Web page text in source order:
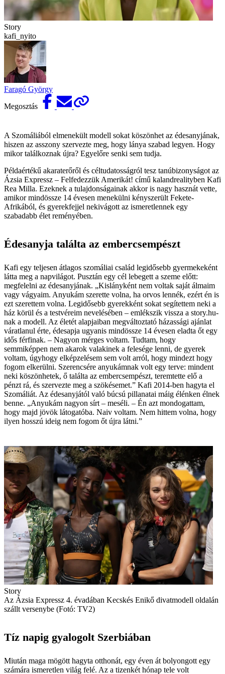
Story
kafi_nyito
Faragó György
Megosztás
A Szomáliából elmenekült modell sokat köszönhet az édesanyjának,
hiszen az asszony szervezte meg, hogy lánya szabad legyen. Hogy
mikor találkoznak újra? Egyelőre senki sem tudja.
Példaértékű akaraterőről és céltudatosságról tesz tanúbizonyságot az
Ázsia Expressz – Felfedezzük Amerikát! című kalandrealityben Kafi
Rea Milla. Ezeknek a tulajdonságainak akkor is nagy hasznát vette,
amikor mindössze 14 évesen menekülni kényszerült Fekete-
Afrikából, és gyerekfejjel nekivágott az ismeretlennek egy
szabadabb élet reményében.
Édesanyja találta az embercsempészt
Kafi egy teljesen átlagos szomáliai család legidősebb gyermekeként
látta meg a napvilágot. Pusztán egy cél lebegett a szeme előtt:
megfelelni az édesanyjának. „Kislányként nem voltak saját álmaim
vagy vágyaim. Anyukám szerette volna, ha orvos lennék, ezért én is
ezt szerettem volna. Legidősebb gyerekként sokat segítettem neki a
ház körül és a testvéreim nevelésében – emlékszik vissza a story.hu-
nak a modell. Az életét alapjaiban megváltoztató házassági ajánlat
váratlanul érte, édesapja ugyanis mindössze 14 évesen eladta őt egy
idős férfinak. – Nagyon mérges voltam. Tudtam, hogy
semmiképpen nem akarok valakinek a felesége lenni, de gyerek
voltam, úgyhogy elképzelésem sem volt arról, hogy mindezt hogy
fogom elkerülni. Szerencsére anyukámnak volt egy terve: mindent
neki köszönhetek, ő találta az embercsempészt, teremtette elő a
pénzt rá, és szervezte meg a szökésemet.” Kafi 2014-ben hagyta el
Szomáliát. Az édesanyjától való búcsú pillanatai máig élénken élnek
benne. „Anyukám nagyon sírt – meséli. – Én azt mondogattam,
hogy majd jövök látogatóba. Naiv voltam. Nem hittem volna, hogy
ilyen hosszú ideig nem fogom őt újra látni.”
Story
Az Ázsia Expressz 4. évadában Kecskés Enikő divatmodell oldalán
szállt versenybe (Fotó: TV2)
Tíz napig gyalogolt Szerbiában
Miután maga mögött hagyta otthonát, egy éven át bolyongott egy
számára ismeretlen világ felé. Az a tizenkét hónap tele volt